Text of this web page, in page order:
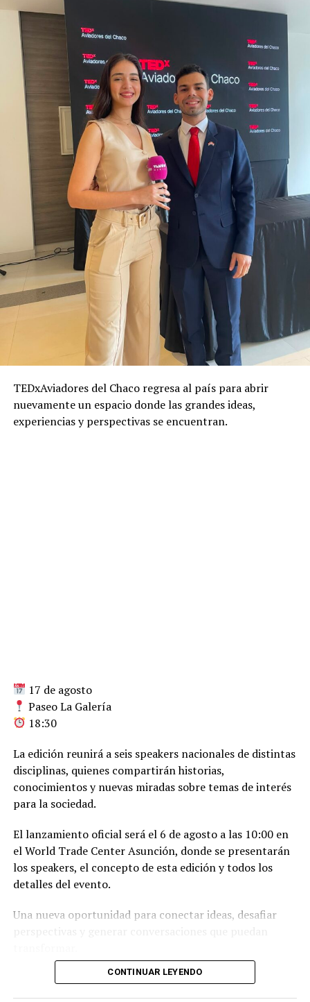
400.000 usuarios en más de 54 mercados
internacionales, donde Paraguay se suma ahora a ese
proceso, de la mano de Automaq.
“Nuestro objetivo no era simplemente incorporar una
nueva marca al portafolio de Automaq.
Buscábamos una propuesta con respaldo industrial,
productos competitivos y potencial de crecimiento, que
pudiéramos acompañar con la infraestructura comercial
y de posventa que caracteriza a nuestra empresa.
Estamos convencidos de que Kaiyi reúne esas
condiciones y tiene una gran oportunidad para
desarrollarse en el mercado paraguayo.” afirmó Fiorella
Ferrari, Gerente de Marketing de Automaq.
TEDxAviadores del Chaco regresa al país para abrir
nuevamente un espacio donde las grandes ideas,
experiencias y perspectivas se encuentran.
17 de agosto
Paseo La Galería
18:30
La edición reunirá a seis speakers nacionales de distintas
disciplinas, quienes compartirán historias,
conocimientos y nuevas miradas sobre temas de interés
para la sociedad.
El lanzamiento oficial será el 6 de agosto a las 10:00 en
el World Trade Center Asunción, donde se presentarán
los speakers, el concepto de esta edición y todos los
detalles del evento.
Una nueva oportunidad para conectar ideas, desafiar
CONTINUAR LEYENDO